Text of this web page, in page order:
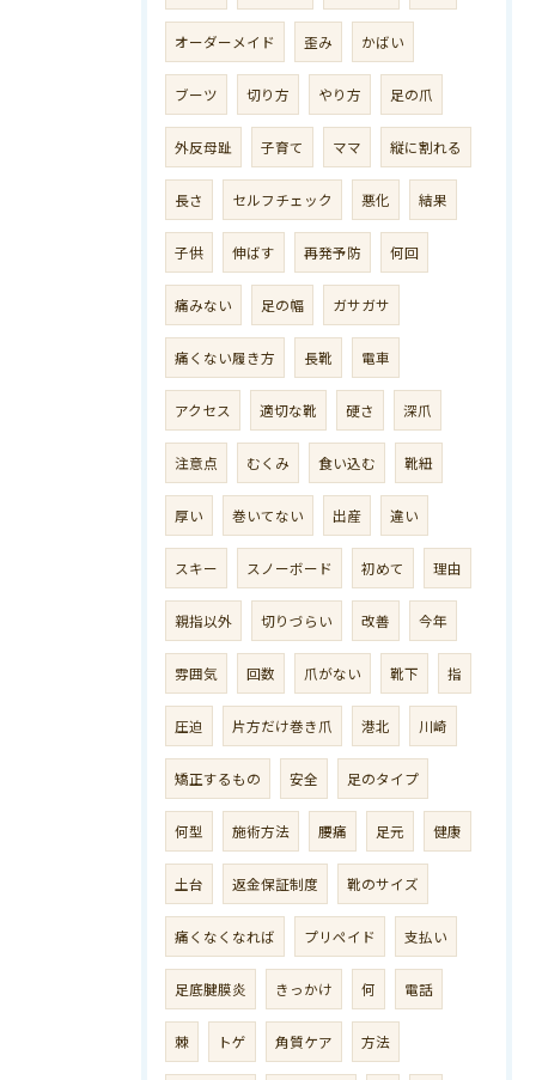
オーダーメイド 歪み かばい
ブーツ 切り方 やり方 足の爪
外反母趾 子育て ママ 縦に割れる
長さ セルフチェック 悪化 結果
子供 伸ばす 再発予防 何回
痛みない 足の幅 ガサガサ
痛くない履き方 長靴 電車
アクセス 適切な靴 硬さ 深爪
注意点 むくみ 食い込む 靴紐
厚い 巻いてない 出産 違い
スキー スノーボード 初めて 理由
親指以外 切りづらい 改善 今年
雰囲気 回数 爪がない 靴下 指
圧迫 片方だけ巻き爪 港北 川崎
矯正するもの 安全 足のタイプ
何型 施術方法 腰痛 足元 健康
土台 返金保証制度 靴のサイズ
痛くなくなれば プリペイド 支払い
足底腱膜炎 きっかけ 何 電話
棘 トゲ 角質ケア 方法